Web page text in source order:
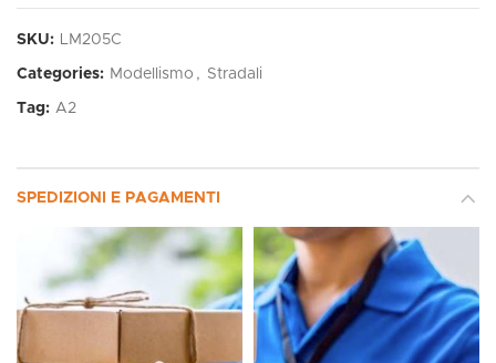
SKU: LM205C
Categories: Modellismo , Stradali
Tag: A2
SPEDIZIONI E PAGAMENTI